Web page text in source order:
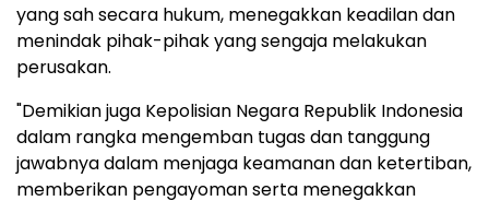
yang sah secara hukum, menegakkan keadilan dan
menindak pihak-pihak yang sengaja melakukan
perusakan.
"Demikian juga Kepolisian Negara Republik Indonesia
dalam rangka mengemban tugas dan tanggung
jawabnya dalam menjaga keamanan dan ketertiban,
memberikan pengayoman serta menegakkan